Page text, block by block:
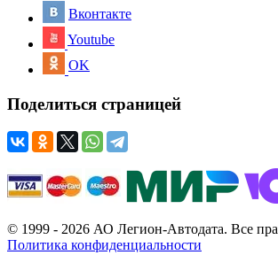
Вконтакте
Youtube
OK
Поделиться страницей
© 1999 - 2026 АО Легион-Автодата. Все
Политика конфиденциальности